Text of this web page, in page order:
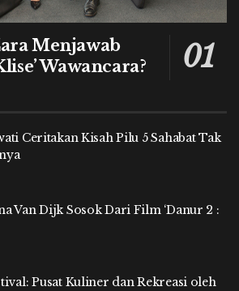
Menjawab
Wawancara?
Ceritakan Kisah Pilu 5 Sahabat Tak
Van Dijk Sosok Dari Film ‘Danur 2 :
Pusat Kuliner dan Rekreasi oleh